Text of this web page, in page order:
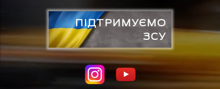
ПІДТРИМУЄМО
ЗСУ